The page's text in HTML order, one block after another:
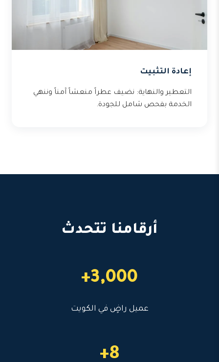
إعادة التثبيت
التعطير والنهاية: نضيف عطراً منعشاً آمناً وننهي
الخدمة بفحص شامل للجودة.
أرقامنا تتحدث
3,000+
عميل راضٍ في الكويت
8+